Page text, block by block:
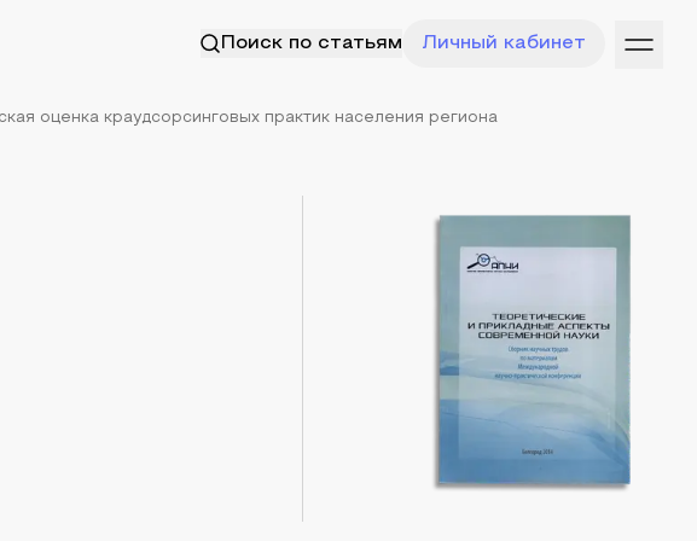
Поиск по статьям Личный кабинет
оценка краудсорсинговых практик населения региона